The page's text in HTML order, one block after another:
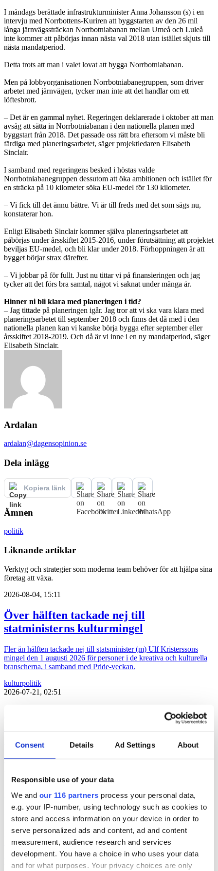
Consent Details Ad Settings About
Responsible use of your data
We and our 116 partners process your personal data,
e.g. your IP-number, using technology such as cookies to
store and access information on your device in order to
serve personalized ads and content, ad and content
measurement, audience research and services
development. You have a choice in who uses your data
and for what purposes. Your privacy choices are only
I måndags berättade infrastrukturminister Anna Johansson (s) i en
intervju med Norrbottens-Kuriren att byggstarten av den 26 mil
långa järnvägssträckan Norrbotniabanan mellan Umeå och Luleå
inte kommer att påbörjas innan nästa val 2018 utan istället skjuts till
nästa mandatperiod.
Detta trots att man i valet lovat att bygga Norrbotniabanan.
Men på lobbyorganisationen Norrbotniabanegruppen, som driver
arbetet med järnvägen, tycker man inte att det handlar om ett
löftesbrott.
– Det är en gammal nyhet. Regeringen deklarerade i oktober att man
avsåg att sätta in Norrbotniabanan i den nationella planen med
byggstart från 2018. Det passade oss rätt bra eftersom vi måste bli
färdiga med planeringsarbetet, säger projektledaren Elisabeth
Sinclair.
I samband med regeringens besked i höstas valde
Norrbotniabanegruppen dessutom att öka ambitionen och istället för
en sträcka på 10 kilometer söka EU-medel för 130 kilometer.
– Vi fick till det ännu bättre. Vi är till freds med det som sägs nu,
konstaterar hon.
Enligt Elisabeth Sinclair kommer själva planeringsarbetet att
påbörjas under årsskiftet 2015-2016, under förutsättning att projektet
beviljas EU-medel, och bli klar under 2018. Förhoppningen är att
bygget börjar strax därefter.
– Vi jobbar på för fullt. Just nu tittar vi på finansieringen och jag
tycker att det förs bra samtal, något vi saknat under många år.
Hinner ni bli klara med planeringen i tid?
– Jag tittade på planeringen igår. Jag tror att vi ska vara klara med
planeringsarbetet till september 2018 och finns det då med i den
nationella planen kan vi kanske börja bygga efter september eller
årsskiftet 2018-2019. Och då är vi inne i en ny mandatperiod, säger
Elisabeth Sinclair.
Ardalan
ardalan@dagensopinion.se
Dela inlägg
Kopiera länk
Ämnen
politik
Liknande artiklar
Verktyg och strategier som moderna team behöver för att hjälpa sina
företag att växa.
2026-08-04, 15:11
Över hälften tackade nej till
statministerns kulturmingel
Fler än hälften tackade nej till statsminister (m) Ulf Kristerssons
mingel den 1 augusti 2026 för personer i de kreativa och kulturella
branscherna, i samband med Pride-veckan.
kulturpolitik
2026-07-21, 02:51
Lars Lerin och pr-konsulter – Ulf
Kristersson bjuder 115 kreativa till
Sagerska
Den 1 augusti håller statsminister Ulf Kristersson (m) en mottagning
branscher” i samband med att Prideveckan körgång. Flera pr-
konsulter, politiker och influerare, men även konstnärer och
författare, finns med bland de 115 inbjudna. Här är hela listan.
kulturpolitik
2026-07-17, 06:03
Politiker pratar på Way out West
Två politiker är klara när musikfestivalen Way out West återinför